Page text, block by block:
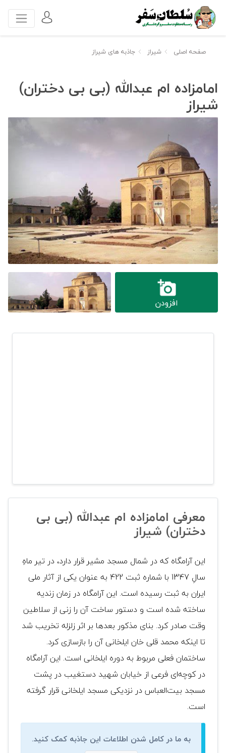
صفحه اصلی شیراز جاذبه های شیراز
امامزاده ام عبدالله (بی بی دختران)
شیراز
افزودن
معرفی امامزاده ام عبدالله (بی بی
دختران) شیراز
این آرامگاه که در شمال مسجد مشیر قرار دارد، در تیر ماهِ
سالِ 1347 با شماره ثبت 422 به‌ عنوان یکی از آثار ملی
ایران به ثبت رسیده‌ است. این آرامگاه در زمان زندیه
ساخته شده‌ است و دستور ساخت آن را زنی از سلاطین
وقت صادر کرد. بنای مذکور بعدها بر اثر زلزله تخریب شد
تا اینکه محمد قلی خان ایلخانی آن را بازسازی کرد.
ساختمان فعلی مربوط به دوره ایلخانی است. این آرامگاه
در کوچه‌ای فرعی از خیابان شهید دستغیب در پشت
مسجد بیت‌العباس در نزدیکی مسجد ایلخانی قرار گرفته‌
است.
به ما در کامل شدن اطلاعات این جاذبه کمک کنید.